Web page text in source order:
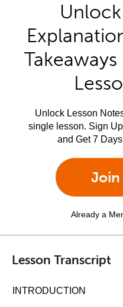
Unlock Lesson
single lesson. Sign
and Get 7
Join
Already a
Lesson Transcript
INTRODUCTION